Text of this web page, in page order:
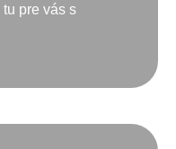
pre vás s